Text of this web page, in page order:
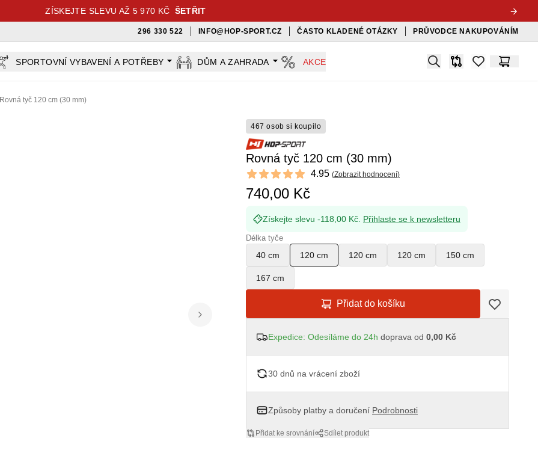
ZÍSKEJTE SLEVU AŽ 5 970 KČ ŠETŘIT
296 330 522 INFO@HOP-SPORT.CZ ČASTO KLADENÉ OTÁZKY PRŮVODCE NAKUPOVÁNÍM
SPORTOVNÍ VYBAVENÍ A POTŘEBY DŮM A ZAHRADA AKCE Search
Srovnávačitems inKošík
Rovná tyč 120 cm (30 mm)
467 osob si koupilo
Rovná tyč 120 cm (30 mm)
Reviews
4.95 out of 5 stars 4.95 (Zobrazit hodnocení)
740,00 Kč
Získejte slevu -118,00 Kč. Přihlaste se k newsletteru
Délka tyče
40 cm 120 cm 120 cm 120 cm 150 cm
167 cm
Přidat do košíku
Expedice: Odesíláme do 24h doprava od 0,00 Kč
30 dnů na vrácení zboží
Způsoby platby a doručení Podrobnosti
Přidat ke srovnání Sdílet produkt